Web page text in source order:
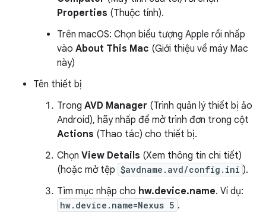
Properties (Thuộc tính).
Trên macOS: Chọn biểu tượng Apple rồi nhấp
vào About This Mac (Giới thiệu về máy Mac
này)
Tên thiết bị
Trong AVD Manager (Trình quản lý thiết bị ảo
Android), hãy nhấp để mở trình đơn trong cột
Actions (Thao tác) cho thiết bị.
Chọn View Details (Xem thông tin chi tiết)
(hoặc mở tệp $avdname.avd/config.ini ).
Tìm mục nhập cho hw.device.name. Ví dụ:
hw.device.name=Nexus 5 .